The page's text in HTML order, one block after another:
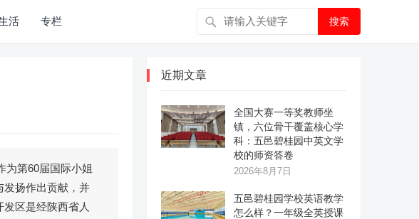
活 专栏 搜索
为第60届国际小姐
发扬作出贡献，并
区是经陕西省人
近期文章
全国大赛一等奖教师坐
镇，六位骨干覆盖核心学
科：五邑碧桂园中英文学
校的师资答卷
2026年8月7日
五邑碧桂园学校英语教学
怎么样？一年级全英授课